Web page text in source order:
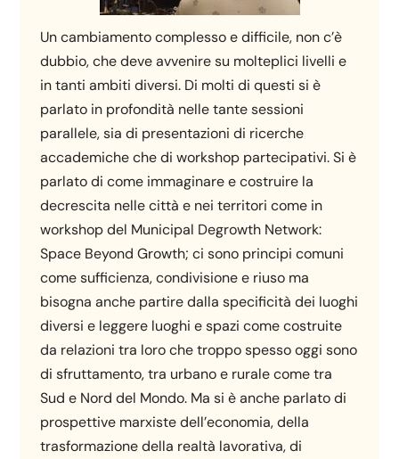
Un cambiamento complesso e difficile, non c’è
dubbio, che deve avvenire su molteplici livelli e
in tanti ambiti diversi. Di molti di questi si è
parlato in profondità nelle tante sessioni
parallele, sia di presentazioni di ricerche
accademiche che di workshop partecipativi. Si è
parlato di come immaginare e costruire la
decrescita nelle città e nei territori come in
workshop del Municipal Degrowth Network:
Space Beyond Growth; ci sono principi comuni
come sufficienza, condivisione e riuso ma
bisogna anche partire dalla specificità dei luoghi
diversi e leggere luoghi e spazi come costruite
da relazioni tra loro che troppo spesso oggi sono
di sfruttamento, tra urbano e rurale come tra
Sud e Nord del Mondo. Ma si è anche parlato di
prospettive marxiste dell’economia, della
trasformazione della realtà lavorativa, di